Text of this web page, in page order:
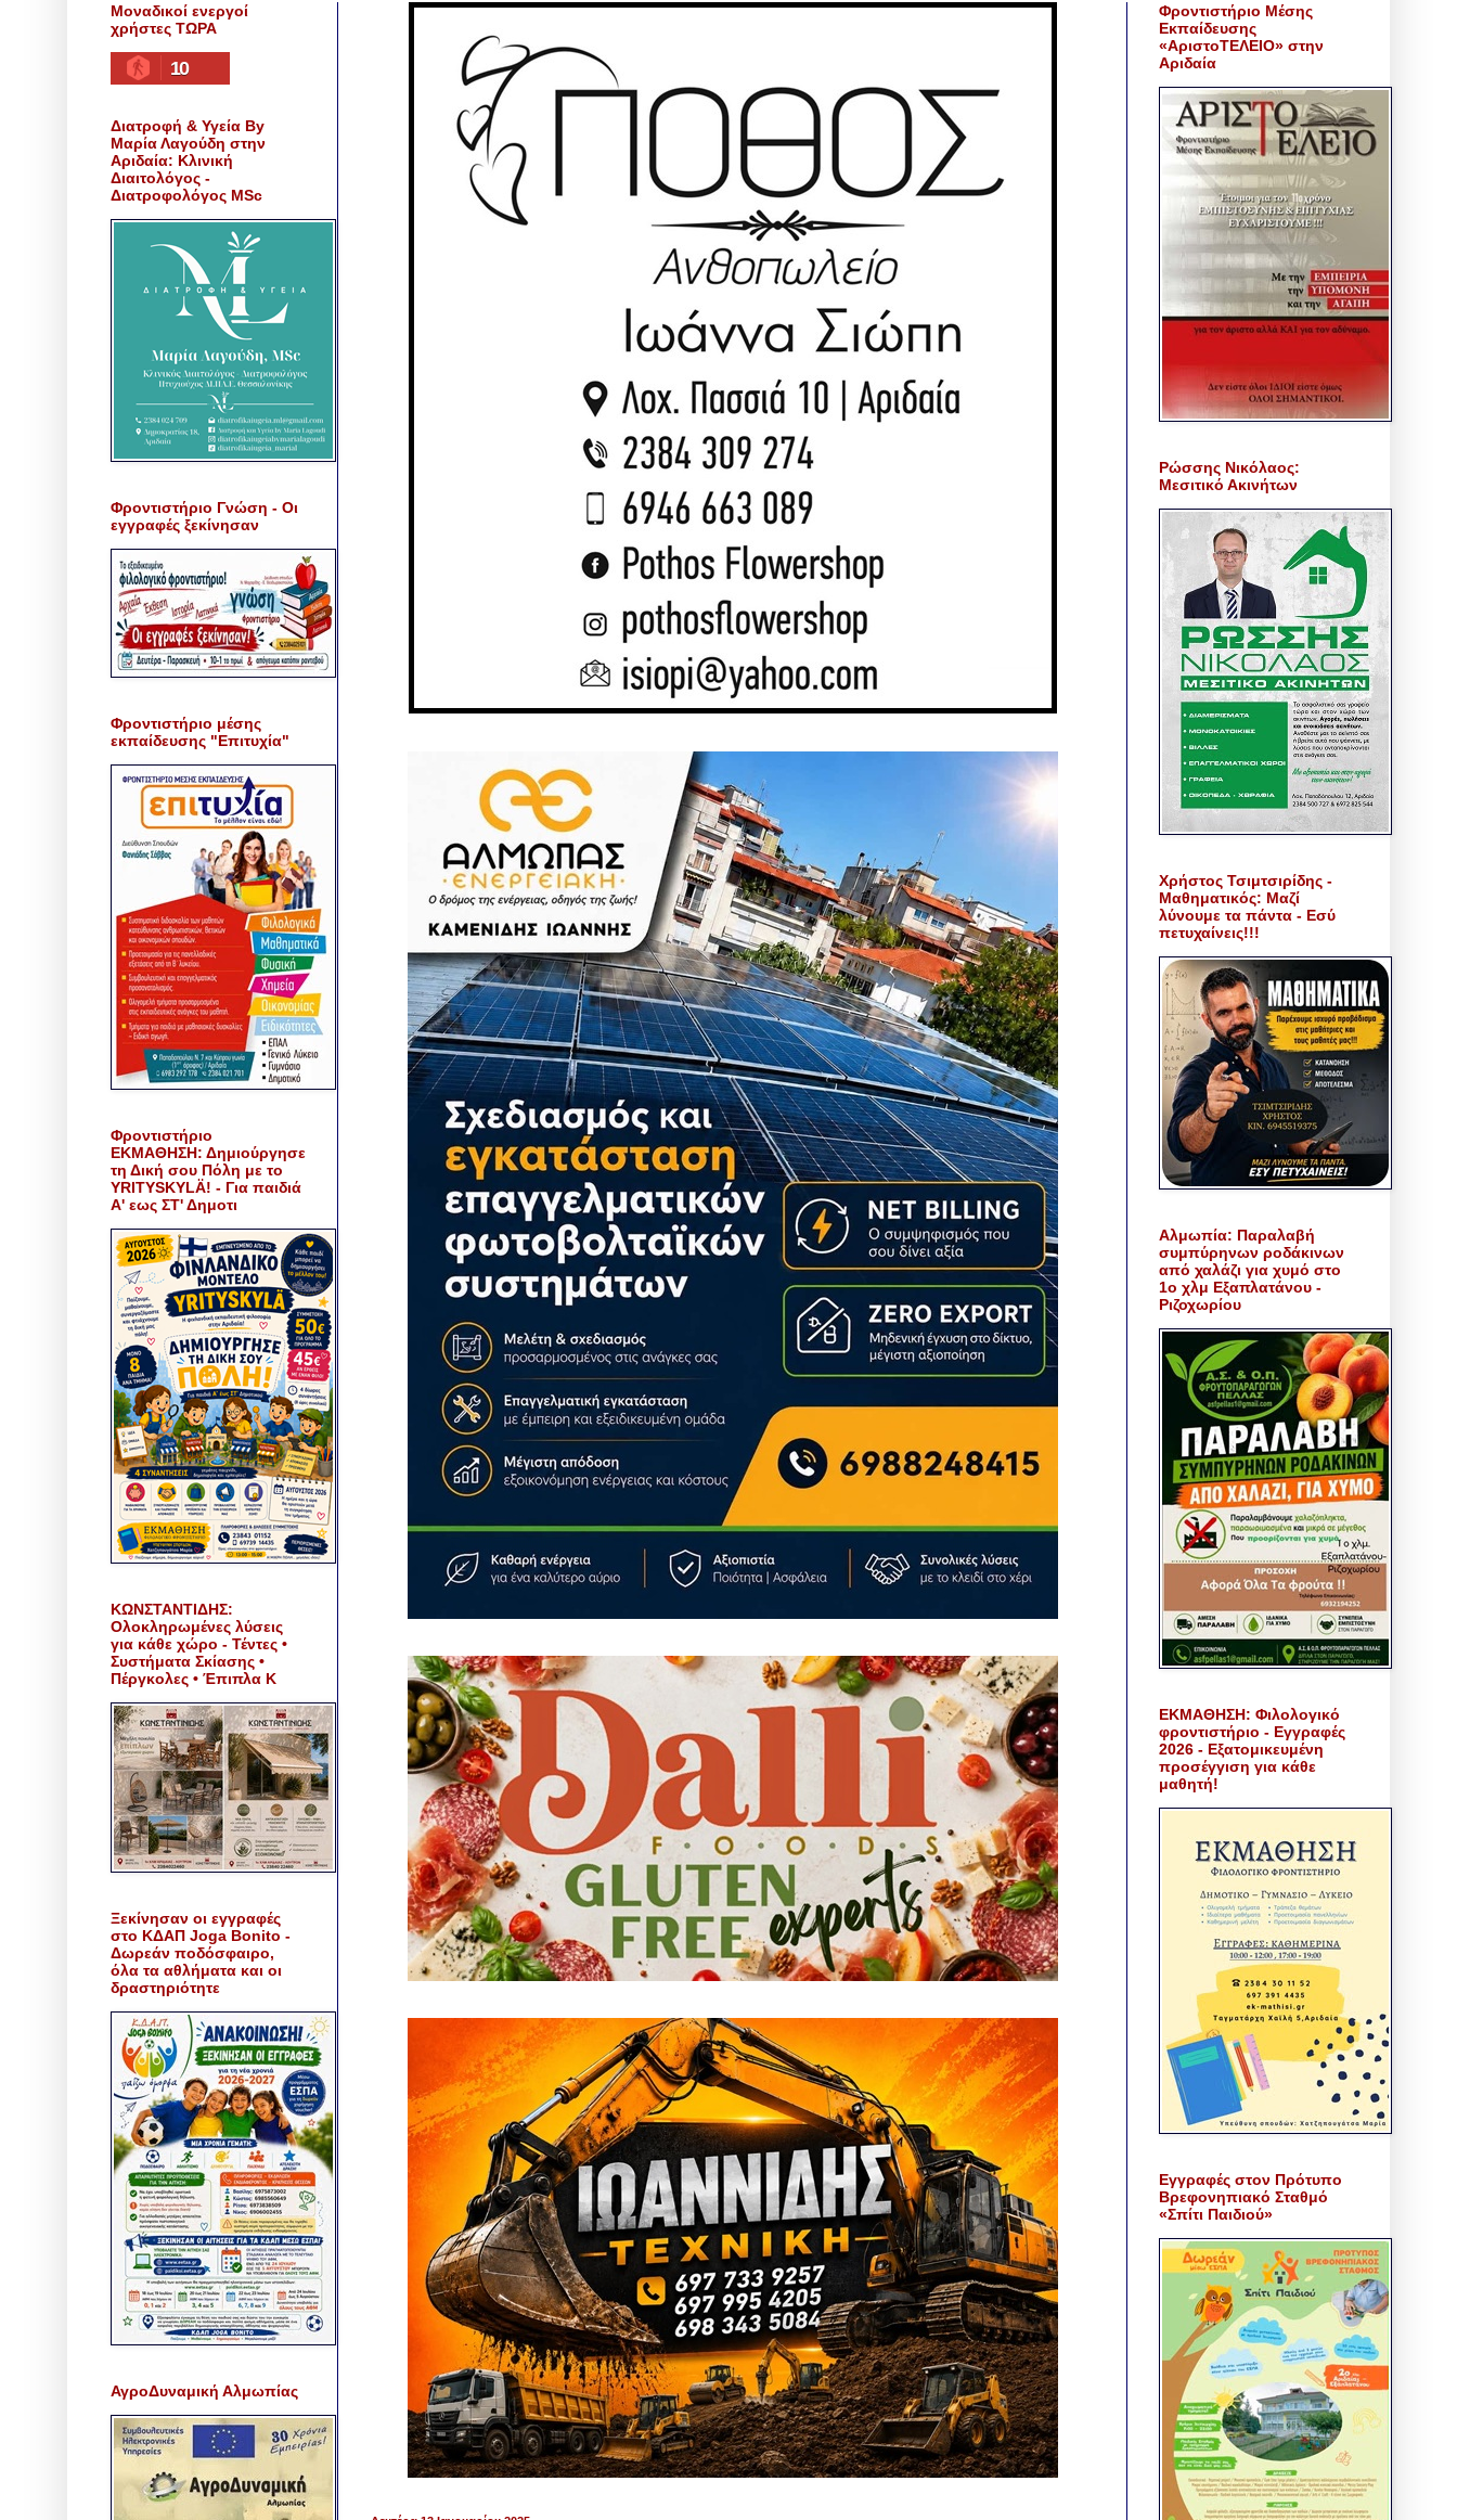
Μοναδικοί ενεργοί
χρήστες ΤΩΡΑ
10
Διατροφή & Υγεία By
Μαρία Λαγούδη στην
Αριδαία: Κλινική
Διαιτολόγος -
Διατροφολόγος MSc
Φροντιστήριο Γνώση - Οι
εγγραφές ξεκίνησαν
Φροντιστήριο μέσης
εκπαίδευσης "Επιτυχία"
Φροντιστήριο
ΕΚΜΑΘΗΣΗ: Δημιούργησε
τη Δική σου Πόλη με το
YRITYSKYLÄ! - Για παιδιά
Α' εως ΣΤ' Δημοτι
ΚΩΝΣΤΑΝΤΙΔΗΣ:
Ολοκληρωμένες λύσεις
για κάθε χώρο - Τέντες •
Συστήματα Σκίασης •
Πέργκολες • Έπιπλα Κ
Ξεκίνησαν οι εγγραφές
στο ΚΔΑΠ Joga Bonito -
Δωρεάν ποδόσφαιρο,
όλα τα αθλήματα και οι
δραστηριότητε
ΑγροΔυναμική Αλμωπίας
Φροντιστήριο Μέσης
Εκπαίδευσης
«ΑριστοΤΕΛΕΙΟ» στην
Αριδαία
Ρώσσης Νικόλαος:
Μεσιτικό Ακινήτων
Χρήστος Τσιμτσιρίδης -
Μαθηματικός: Μαζί
λύνουμε τα πάντα - Εσύ
πετυχαίνεις!!!
Αλμωπία: Παραλαβή
συμπύρηνων ροδάκινων
από χαλάζι για χυμό στο
1ο χλμ Εξαπλατάνου -
Ριζοχωρίου
ΕΚΜΑΘΗΣΗ: Φιλολογικό
φροντιστήριο - Εγγραφές
2026 - Εξατομικευμένη
προσέγγιση για κάθε
μαθητή!
Εγγραφές στον Πρότυπο
Βρεφονηπιακό Σταθμό
«Σπίτι Παιδιού»